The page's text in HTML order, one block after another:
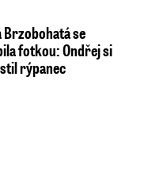
se
fotkou: Ondřej si
rýpanec